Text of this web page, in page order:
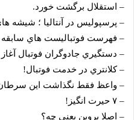
– استقلال برگشت خورد.
– پرسپوليس در آنتاليا ؛ شيشه
– فهرست فوتباليست هاي سابقه
– دستگيري جادوگران فوتبال
– كلانتري در خدمت فوتبال!
– واعظ فقط نگذاشت اين
– ۷ حيرت انگيز!
– اصلا پروين يعني چه؟